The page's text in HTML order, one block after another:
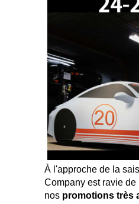
À l'approche de la
Company est ravie
nos promotions très